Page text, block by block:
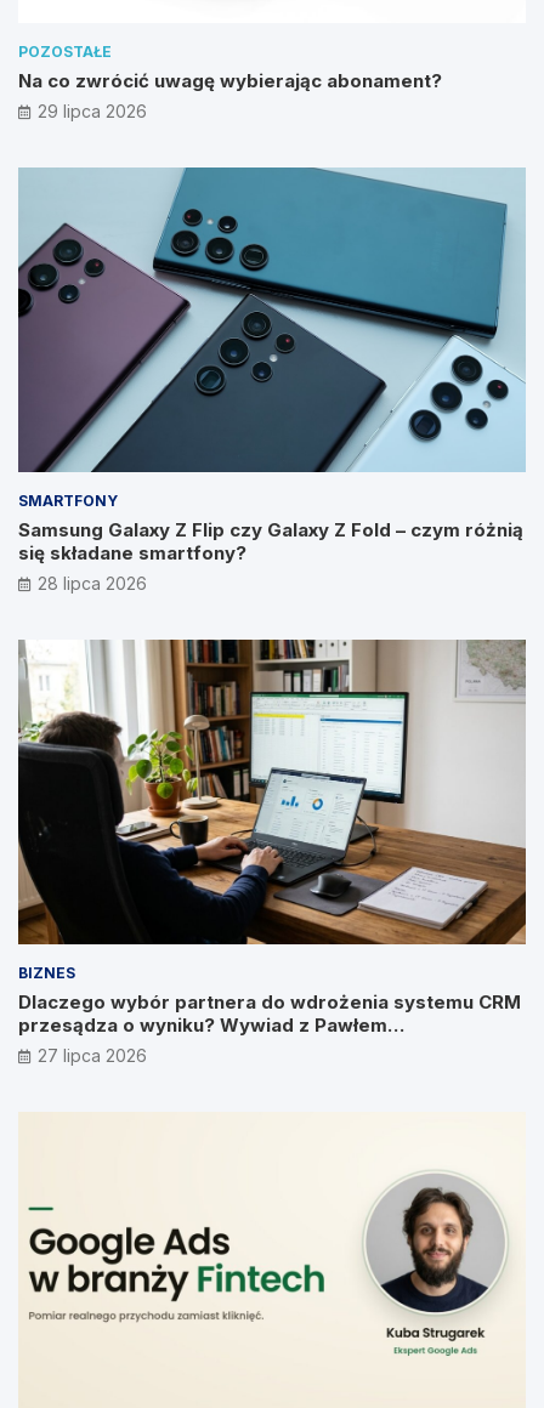
POZOSTAŁE
Na co zwrócić uwagę wybierając abonament?
29 lipca 2026
SMARTFONY
Samsung Galaxy Z Flip czy Galaxy Z Fold – czym różnią
się składane smartfony?
28 lipca 2026
BIZNES
Dlaczego wybór partnera do wdrożenia systemu CRM
przesądza o wyniku? Wywiad z Pawłem
Prymakowskim, CEO IT Vision
27 lipca 2026